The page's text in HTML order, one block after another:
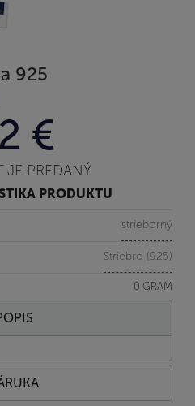
925
€
JE PREDANÝ
PRODUKTU
strieborný
Striebro (925)
0 GRAM